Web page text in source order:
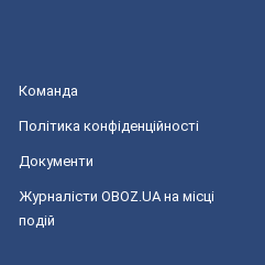
Команда
Політика конфіденційності
Документи
Журналісти OBOZ.UA на місці
подій